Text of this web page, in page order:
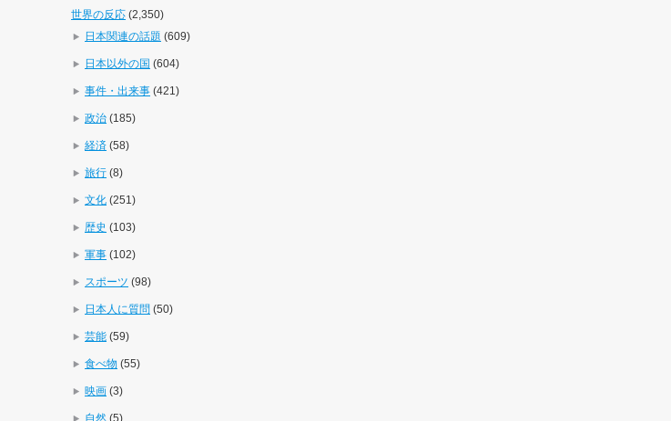
世界の反応 (2,350)
日本関連の話題 (609)
日本以外の国 (604)
事件・出来事 (421)
政治 (185)
経済 (58)
旅行 (8)
文化 (251)
歴史 (103)
軍事 (102)
スポーツ (98)
日本人に質問 (50)
芸能 (59)
食べ物 (55)
映画 (3)
自然 (5)